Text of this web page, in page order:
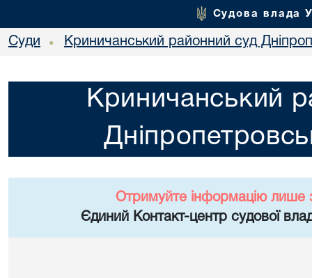
Судова влада
Суди • Криничанський районний суд
Криничанський
Отримуйте інформацію лише
Єдиний Контакт-центр судової